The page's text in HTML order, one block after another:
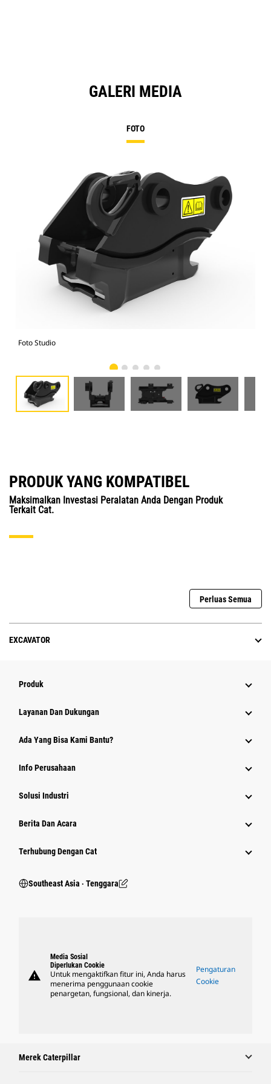
GALERI MEDIA
FOTO
Foto Studio
PRODUK YANG KOMPATIBEL
Maksimalkan Investasi Peralatan Anda Dengan Produk
Terkait Cat.
Perluas Semua
EXCAVATOR
Produk
Layanan Dan Dukungan
Ada Yang Bisa Kami Bantu?
Info Perusahaan
Solusi Industri
Berita Dan Acara
Terhubung Dengan Cat
Southeast Asia ‧ Tenggara
warning
Media Sosial
Diperlukan Cookie
Untuk mengaktifkan fitur ini, Anda harus
menerima penggunaan cookie
penargetan, fungsional, dan kinerja.
Pengaturan
Cookie
Merek Caterpillar